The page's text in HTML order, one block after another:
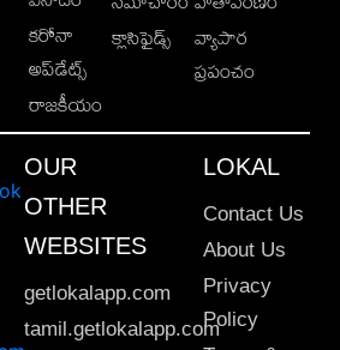
కరోనా
అప్‌డేట్స్
రాజకీయం
క్లాసిఫైడ్స్
వ్యాపార
ప్రపంచం
OUR
OTHER
WEBSITES
getlokalapp.com
tamil.getlokalapp.com
LOKAL
Contact Us
About Us
Privacy
Policy